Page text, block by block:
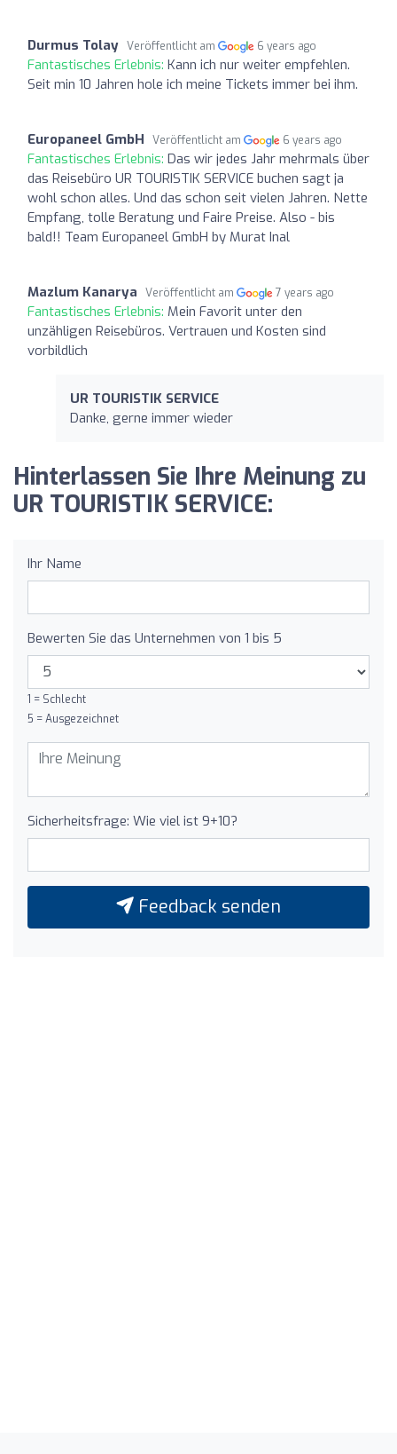
Durmus Tolay Veröffentlicht am 6 years ago
Fantastisches Erlebnis: Kann ich nur weiter empfehlen.
Seit min 10 Jahren hole ich meine Tickets immer bei ihm.
Europaneel GmbH Veröffentlicht am 6 years ago
Fantastisches Erlebnis: Das wir jedes Jahr mehrmals über
das Reisebüro UR TOURISTIK SERVICE buchen sagt ja
wohl schon alles. Und das schon seit vielen Jahren. Nette
Empfang, tolle Beratung und Faire Preise. Also - bis
bald!! Team Europaneel GmbH by Murat Inal
Mazlum Kanarya Veröffentlicht am 7 years ago
Fantastisches Erlebnis: Mein Favorit unter den
unzähligen Reisebüros. Vertrauen und Kosten sind
vorbildlich
UR TOURISTIK SERVICE
Danke, gerne immer wieder
Hinterlassen Sie Ihre Meinung zu
UR TOURISTIK SERVICE:
Ihr Name
Bewerten Sie das Unternehmen von 1 bis 5
1 = Schlecht
5 = Ausgezeichnet
Sicherheitsfrage: Wie viel ist 9+10?
Feedback senden